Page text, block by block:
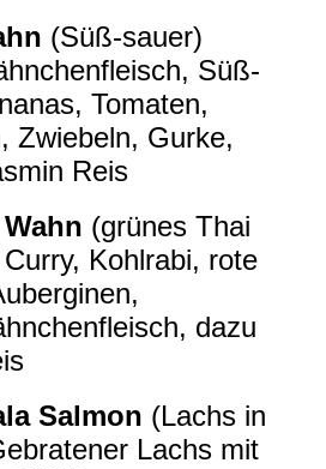
(Süß-sauer)
Süß-
Tomaten,
Zwiebeln, Gurke,
Reis
(grünes Thai
Kohlrabi, rote
dazu
Salmon (Lachs in
Lachs mit